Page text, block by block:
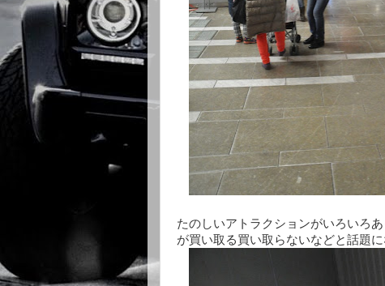
たのしいアトラクションがいろいろ
が買い取る買い取らないなどと話題